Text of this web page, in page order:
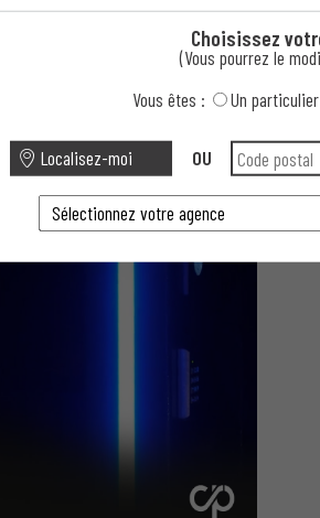
Choisissez
(Vous pourrez le
Vous êtes :
Un particulier
Localisez-moi OU